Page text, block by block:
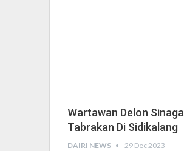
Wartawan Delon
Tabrakan Di Sidikalang
DAIRI NEWS 29 Dec 2023